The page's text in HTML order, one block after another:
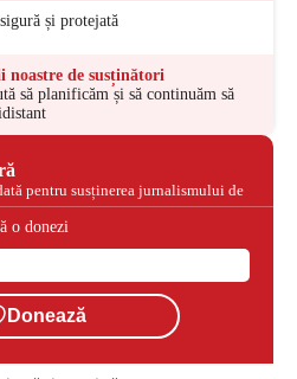
și protejată
de susținători
să planificăm și să continuăm să
pentru susținerea jurnalismului de
o donezi
Donează